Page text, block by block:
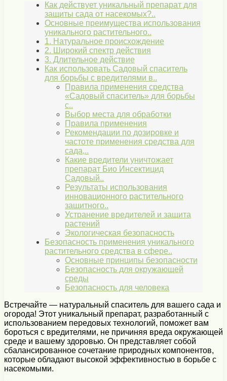
Как действует уникальный препарат для
защиты сада от насекомых?..
Основные преимущества использования
уникального растительного..
1. Натуральное происхождение
2. Широкий спектр действия
3. Длительное действие
Как использовать Садовый спаситель
для борьбы с вредителями в..
Правила применения средства
«Садовый спаситель» для борьбы
с..
Выбор места для обработки
Правила применения
Рекомендации по дозировке и
частоте применения средства для
сада,..
Какие вредители уничтожает
препарат Био Инсектицид
Садовый..
Результаты использования
инновационного растительного
защитного..
Устранение вредителей и защита
растений
Экологическая безопасность
Безопасность применения уникального
растительного средства в сфере..
Основные принципы безопасности
Безопасность для окружающей
среды
Безопасность для человека
Встречайте — натуральный спаситель для вашего сада и
огорода! Этот уникальный препарат, разработанный с
использованием передовых технологий, поможет вам
бороться с вредителями, не причиняя вреда окружающей
среде и вашему здоровью. Он представляет собой
сбалансированное сочетание природных компонентов,
которые обладают высокой эффективностью в борьбе с
насекомыми.